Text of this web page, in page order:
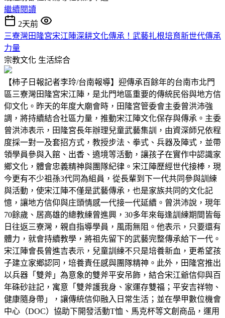
繼續閱讀
2天前
三寮灣田隆宮宋江陣深耕文化傳承！武藝扎根培育新世代傳承
力量
宗教文化 生活綜合
【柿子日報記者李玲/台南報導】迎傳承百餘年的台南市北門
區三寮灣田隆宮宋江陣，是北門地區重要的傳統民俗與地方信
仰文化。昨天的年度大廟會時，田隆宮管委會主委曾洪沛強
調，將持續結合社區力量，推動宋江陣文化保存與傳承。主委
曾洪沛表示，田隆宮長年辦理兒童武藝集訓，由資深師兄依程
度採一對一及套招方式，教授步法、拳式、兵器及陣式，並帶
領學員參與入館、出香、遶境等活動，讓孩子在實作中認識家
鄉文化，體會忠義精神與團隊紀律。宋江陣歷經世代接棒，現
今更有不少祖孫3代同為組員，從長輩到下一代共同參與訓練
與活動，使宋江陣不僅是武藝傳承，也是家族共同的文化記
憶，讓地方信仰與庄頭情感一代接一代延續。曾洪沛說，現年
70餘歲、居高雄的總教練曾進興，30多年來每逢訓練期間皆每
日往返三寮灣，親自指導學員，風雨無阻。他表示，只要還有
體力，就會持續教學，將祖先留下的武藝完整傳承給下一代。
宋江陣會長曾進吉表示，兒童訓練不只是培養新血，更希望孩
子建立家鄉認同，培養責任感與團隊精神。此外，田隆宮推出
以兵器「雙斧」為意象的雙斧平安吊飾，結合宋江爺信仰與百
年硃砂註記，寓意「雙斧護我身、家運存雙福；平安吉祥物、
健康隨身帶」，讓傳統信仰融入日常生活；並在學甲數位機會
中心（DOC）協助下開發活動T恤、馬克杯等文創商品，運用